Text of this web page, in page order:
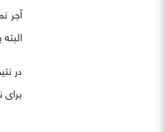
آجر
در